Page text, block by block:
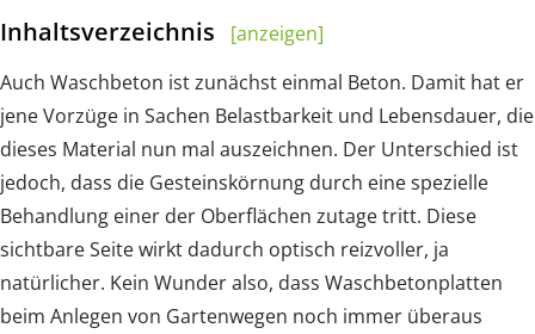
Inhaltsverzeichnis
[anzeigen]
Auch Waschbeton ist zunächst einmal Beton. Damit hat er
jene Vorzüge in Sachen Belastbarkeit und Lebensdauer, die
dieses Material nun mal auszeichnen. Der Unterschied ist
jedoch, dass die Gesteinskörnung durch eine spezielle
Behandlung einer der Oberflächen zutage tritt. Diese
sichtbare Seite wirkt dadurch optisch reizvoller, ja
natürlicher. Kein Wunder also, dass Waschbetonplatten
beim Anlegen von Gartenwegen noch immer überaus